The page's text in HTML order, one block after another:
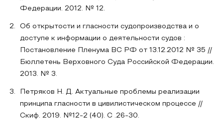
Федерации. 2012. № 12.
Об открытости и гласности судопроизводства и о
доступе к информации о деятельности судов :
Постановление Пленума ВС РФ от 13.12.2012 № 35 //
Бюллетень Верховного Суда Российской Федерации.
2013. № 3.
Петряков Н. Д. Актуальные проблемы реализации
принципа гласности в цивилистическом процессе //
Скиф. 2019. №12-2 (40). С .26-30.